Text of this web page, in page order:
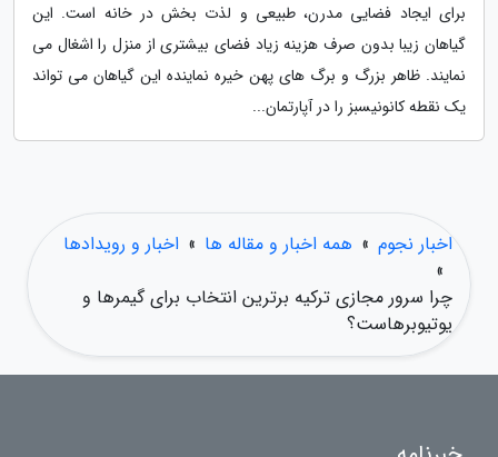
برای ایجاد فضایی مدرن، طبیعی و لذت بخش در خانه است. این
گیاهان زیبا بدون صرف هزینه زیاد فضای بیشتری از منزل را اشغال می
نمایند. ظاهر بزرگ و برگ های پهن خیره نماینده این گیاهان می تواند
یک نقطه کانونیسبز را در آپارتمان...
اخبار نجوم » همه اخبار و مقاله ها » اخبار و رویدادها
»
چرا سرور مجازی ترکیه برترین انتخاب برای گیمرها و
یوتیوبرهاست؟